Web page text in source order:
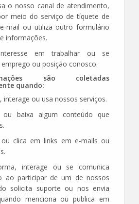
o nosso canal de atendimento,
meio do serviço de tíquete de
mail ou utiliza outro formulário
informações.
em trabalhar ou se
ou posição conosco.
são coletadas
quando:
interage ou usa nossos serviços.
ou baixa algum conteúdo que
clica em links em e-mails ou
interage ou se comunica
ao participar de um de nossos
solicita suporte ou nos envia
menciona ou publica em